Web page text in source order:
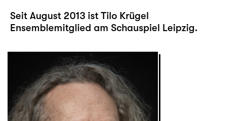
Seit August 2013 ist Tilo Krügel
Ensemblemitglied am Schauspiel Leipzig.